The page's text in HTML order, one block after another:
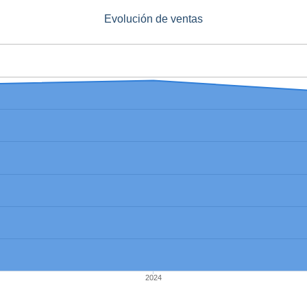
Evolución de ventas
2024